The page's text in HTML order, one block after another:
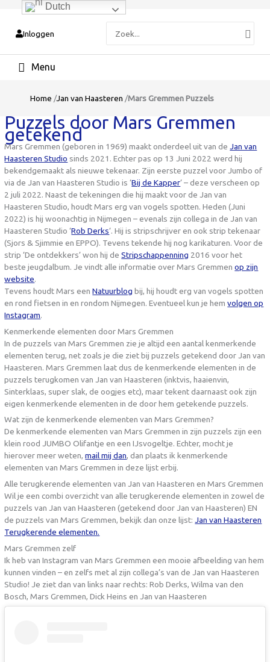
Inloggen
naar:
Hoofdmenu
Home /Jan van Haasteren /Mars Gremmen Puzzels
Puzzels door Mars Gremmen
getekend
Mars Gremmen (geboren in 1969) maakt onderdeel uit van deJan van
Haasteren Studio sinds 2021. Echter pas op 13 Juni 2022 werd hij
bekendgemaakt als nieuwe tekenaar. Zijn eerste puzzel voor Jumbo of
via de Jan van Haasteren Studio is ‘Bij de Kapper‘ – deze verscheen op
2 juli 2022. Naast de tekeningen die hij maakt voor de Jan van
Haasteren Studio, houdt Mars erg van vogels spotten. Heden (Juni
2022) is hij woonachtig in Nijmegen – evenals zijn collega in de Jan van
Haasteren Studio ‘Rob Derks‘. Hij is stripschrijver en ook strip tekenaar
(Sjors & Sjimmie en EPPO). Tevens tekende hij nog karikaturen. Voor de
strip ‘De ontdekkers’ won hij deStripschappenning 2016 voor het
beste jeugdalbum. Je vindt alle informatie over Mars Gremmenop zijn
website.
Tevens houdt Mars eenNatuurblog bij, hij houdt erg van vogels spotten
en rond fietsen in en rondom Nijmegen. Eventueel kun je hemvolgen op
Instagram.
Kenmerkende elementen door Mars Gremmen
In de puzzels van Mars Gremmen zie je altijd een aantal kenmerkende
elementen terug, net zoals je die ziet bij puzzels getekend door Jan van
Haasteren. Mars Gremmen laat dus de kenmerkende elementen in de
puzzels terugkomen van Jan van Haasteren (inktvis, haaienvin,
Sinterklaas, super slak, de oogjes etc), maar tekent daarnaast ook zijn
eigen kenmerkende elementen in de door hem getekende puzzels.
Wat zijn de kenmerkende elementen van Mars Gremmen?
De kenmerkende elementen van Mars Gremmen in zijn puzzels zijn een
klein rood JUMBO Olifantje en een IJsvogeltje. Echter, mocht je
hierover meer weten,mail mij dan, dan plaats ik kenmerkende
elementen van Mars Gremmen in deze lijst erbij.
Alle terugkerende elementen van Jan van Haasteren en Mars Gremmen
Wil je een combi overzicht van alle terugkerende elementen in zowel de
puzzels van Jan van Haasteren (getekend door Jan van Haasteren) EN
de puzzels van Mars Gremmen, bekijk dan onze lijst:Jan van Haasteren
Terugkerende elementen.
Mars Gremmen zelf
Ik heb van Instagram van Mars Gremmen een mooie afbeelding van hem
kunnen vinden – en zelfs met al zijn collega’s van de Jan van Haasteren
Studio! Je ziet dan van links naar rechts: Rob Derks, Wilma van den
Bosch, Mars Gremmen, Dick Heins en Jan van Haasteren
Dutch